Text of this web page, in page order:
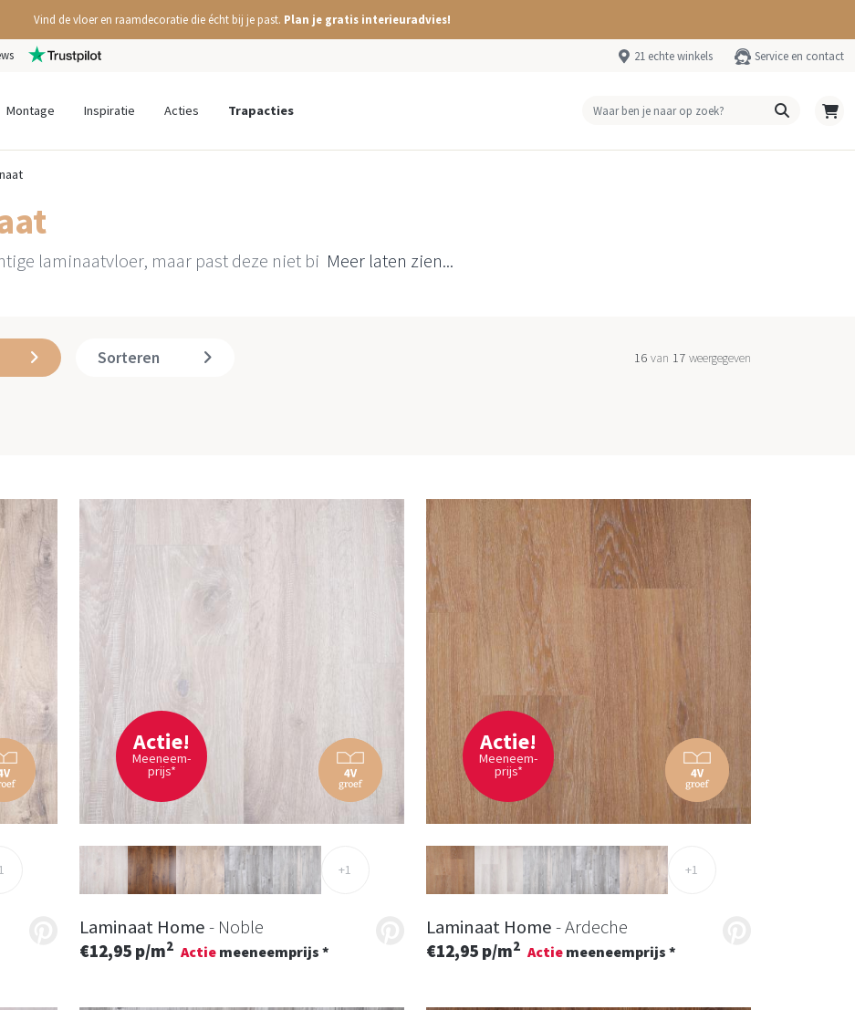
Vind de vloer en raamdecoratie die écht bij je past. Plan je gratis interieuradvies!
21 echte winkels Service en contact
Montage Inspiratie Acties Trapacties
laminaatvloer, maar past deze niet bi Meer laten zien...
Sorteren 16 van 17 weergegeven
Actie!
Meeneem-
prijs*
+1
Laminaat Home- Noble
€12,95 p/m2 Actie meeneemprijs *
Actie!
Meeneem-
prijs*
+1
Laminaat Home- Ardeche
€12,95 p/m2 Actie meeneemprijs *